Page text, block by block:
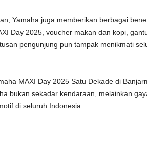
Yamaha juga memberikan berbagai
Day 2025, voucher makan dan kopi,
pengunjung pun tampak menikmati
MAXI Day 2025 Satu Dekade di
bukan sekadar kendaraan, melainkan
di seluruh Indonesia.